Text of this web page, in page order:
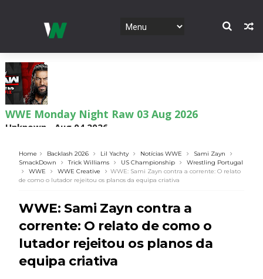
WWE Monday Night Raw 03 Aug 2026
Unknown Aug 04 2026
WWE SummerSlam 2026 - Sunday
WWE Main Event, July 30, 2026
Unknown-Aug 02 2026
Home Backlash 2026 Lil Yachty Notícias WWE
Sami Zayn
SmackDown
Trick Williams US Championship
Wrestling Portugal
WWE
WWE Creative
WWE: Sami Zayn contra a corrente: O relato
de como o lutador rejeitou os planos da equipa criativa
WWE: Sami Zayn contra a
corrente: O relato de como o
lutador rejeitou os planos da
equipa criativa